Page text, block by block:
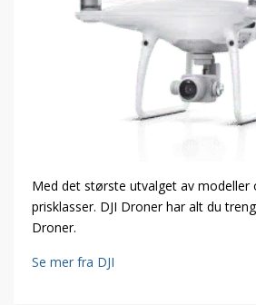
Med det største utvalget av modeller
prisklasser. DJI Droner har alt du
Droner.
Se mer fra DJI